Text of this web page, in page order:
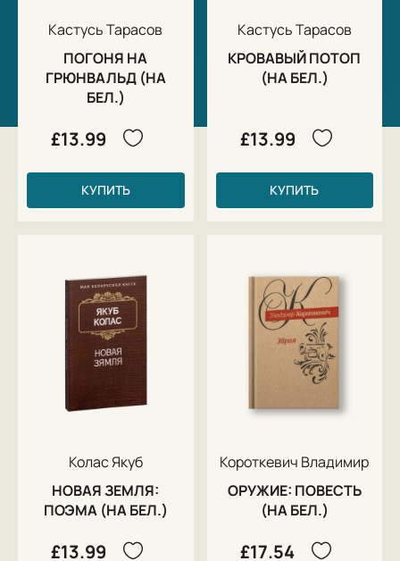
Кастусь Тарасов
ПОГОНЯ НА
ГРЮНВАЛЬД (НА
БЕЛ.)
£13.99
КУПИТЬ
Кастусь Тарасов
КРОВАВЫЙ ПОТОП
(НА БЕЛ.)
£13.99
КУПИТЬ
Колас Якуб
НОВАЯ ЗЕМЛЯ:
ПОЭМА (НА БЕЛ.)
£13.99
Короткевич Владимир
ОРУЖИЕ: ПОВЕСТЬ
(НА БЕЛ.)
£17.54